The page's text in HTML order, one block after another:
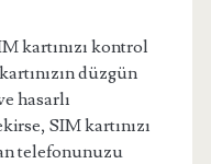
kartınızı kontrol
düzgün
hasarlı
SIM kartınızı
telefonunuzu